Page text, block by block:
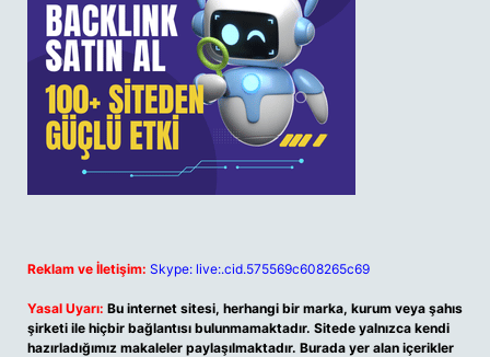
Reklam ve İletişim: Skype: live:.cid.575569c608265c69
Yasal Uyarı: Bu internet sitesi, herhangi bir marka, kurum veya şahıs
şirketi ile hiçbir bağlantısı bulunmamaktadır. Sitede yalnızca kendi
hazırladığımız makaleler paylaşılmaktadır. Burada yer alan içerikler